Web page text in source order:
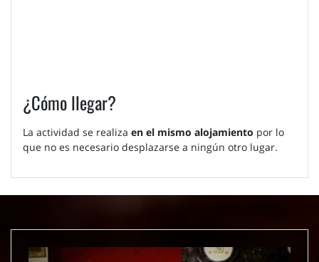
¿Cómo llegar?
La actividad se realiza en el mismo alojamiento por lo
que no es necesario desplazarse a ningún otro lugar.